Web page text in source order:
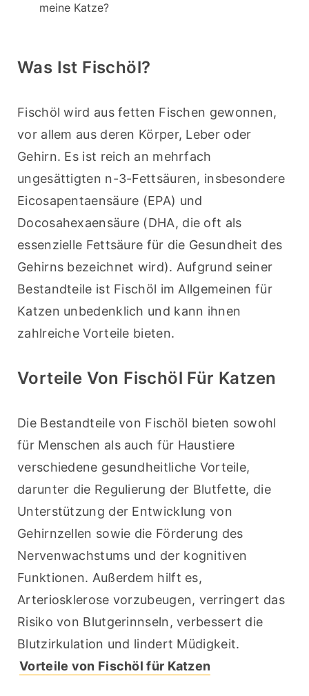
meine Katze?
Was Ist Fischöl?
Fischöl wird aus fetten Fischen gewonnen,
vor allem aus deren Körper, Leber oder
Gehirn. Es ist reich an mehrfach
ungesättigten n-3-Fettsäuren, insbesondere
Eicosapentaensäure (EPA) und
Docosahexaensäure (DHA, die oft als
essenzielle Fettsäure für die Gesundheit des
Gehirns bezeichnet wird). Aufgrund seiner
Bestandteile ist Fischöl im Allgemeinen für
Katzen unbedenklich und kann ihnen
zahlreiche Vorteile bieten.
Vorteile Von Fischöl Für Katzen
Die Bestandteile von Fischöl bieten sowohl
für Menschen als auch für Haustiere
verschiedene gesundheitliche Vorteile,
darunter die Regulierung der Blutfette, die
Unterstützung der Entwicklung von
Gehirnzellen sowie die Förderung des
Nervenwachstums und der kognitiven
Funktionen. Außerdem hilft es,
Arteriosklerose vorzubeugen, verringert das
Risiko von Blutgerinnseln, verbessert die
Vorteile von Fischöl für Katzen